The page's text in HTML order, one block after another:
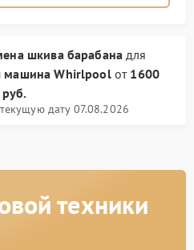
шкива барабана для
машина Whirlpoolот 1600
руб.
дату 07.08.2026
техники